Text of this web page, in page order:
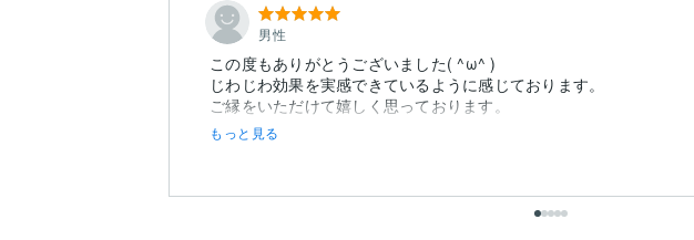
男性
この度もありがとうございました( ^ω^ )
じわじわ効果を実感できているように感じております。
ご縁をいただけて嬉しく思っております。
もっと見る